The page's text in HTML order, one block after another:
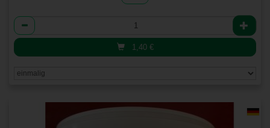
Anzahl
1,40 €